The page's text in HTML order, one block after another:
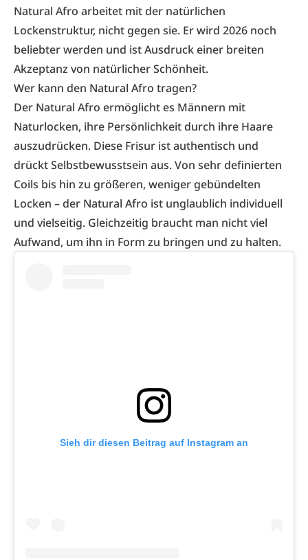
Natural Afro arbeitet mit der natürlichen
Lockenstruktur, nicht gegen sie. Er wird 2026 noch
beliebter werden und ist Ausdruck einer breiten
Akzeptanz von natürlicher Schönheit.
Wer kann den Natural Afro tragen?
Der Natural Afro ermöglicht es Männern mit
Naturlocken, ihre Persönlichkeit durch ihre Haare
auszudrücken. Diese Frisur ist authentisch und
drückt Selbstbewusstsein aus. Von sehr definierten
Coils bis hin zu größeren, weniger gebündelten
Locken – der Natural Afro ist unglaublich individuell
und vielseitig. Gleichzeitig braucht man nicht viel
Aufwand, um ihn in Form zu bringen und zu halten.
Sieh dir diesen Beitrag auf Instagram an